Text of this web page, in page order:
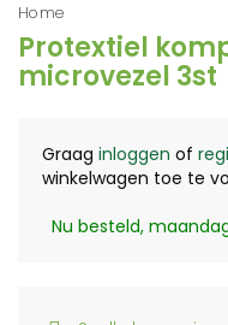
Home
Protextiel
microvezel 3st
Graag inloggen of
winkelwagen toe te
Nu besteld,